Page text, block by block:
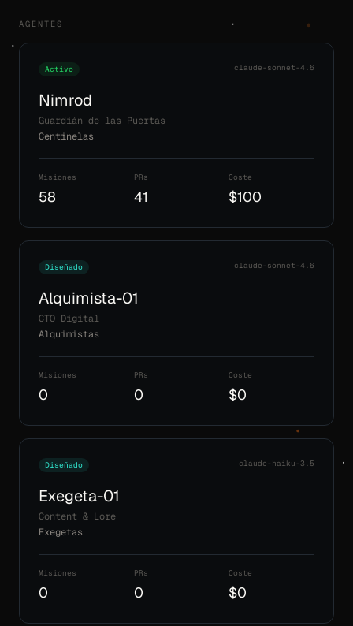
AGENTES
Activo claude-sonnet-4.6
Nimrod
Guardián de las Puertas
Centinelas
Misiones
58
PRs
41
Coste
$100
Diseñado claude-sonnet-4.6
Alquimista-01
CTO Digital
Alquimistas
Misiones
0
PRs
0
Coste
$0
Diseñado claude-haiku-3.5
Exegeta-01
Content & Lore
Exegetas
Misiones
0
PRs
0
Coste
$0